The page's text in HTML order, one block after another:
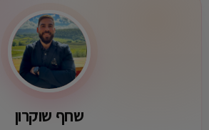
שחף שוקרון